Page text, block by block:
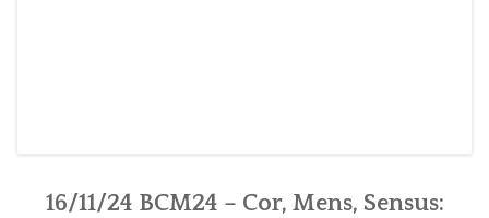
16/11/24 BCM24 – Cor, Mens, Sensus: